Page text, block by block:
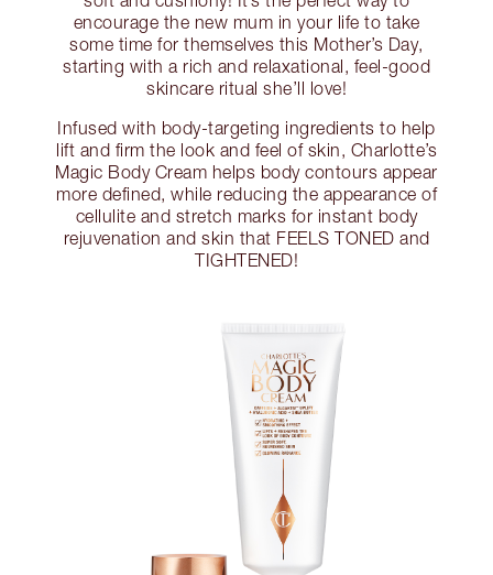
encourage the new mum in your life to take
some time for themselves this Mother’s Day,
starting with a rich and relaxational, feel-good
skincare ritual she’ll love!
Infused with body-targeting ingredients to help
lift and firm the look and feel of skin, Charlotte’s
Magic Body Cream helps body contours appear
more defined, while reducing the appearance of
cellulite and stretch marks for instant body
rejuvenation and skin that FEELS TONED and
TIGHTENED!